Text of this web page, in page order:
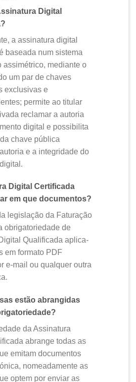
Digital
a assinatura digital
baseada num sistema
assimétrico, mediante o
um par de chaves
exclusivas e
permite ao titular
reclamar a autoria
digital e possibilita
chave pública
e a integridade do
Digital Certificada
em que documentos?
legislação da Faturação
obrigatoriedade de
Qualificada aplica-
em formato PDF
e-mail ou qualquer outra
estão abrangidas
da Assinatura
abrange todas as
emitam documentos
nomeadamente as
optem por enviar as